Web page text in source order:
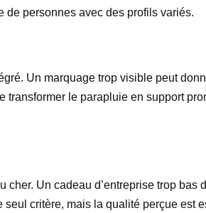
de personnes avec des profils variés.
Un marquage trop visible peut
transformer le parapluie en support
cher. Un cadeau d’entreprise trop
critère, mais la qualité perçue est